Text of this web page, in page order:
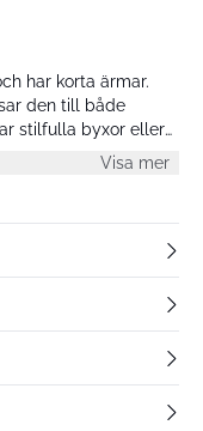
har korta ärmar.
den till både
stilfulla byxor eller
Visa mer